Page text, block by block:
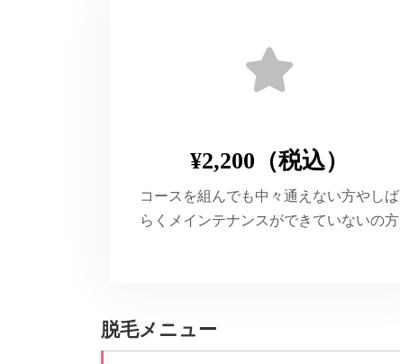
¥2,200（税込）
コースを組んでも中々通えない方やしば
らくメインテナンスができていないの方
脱毛メニュー